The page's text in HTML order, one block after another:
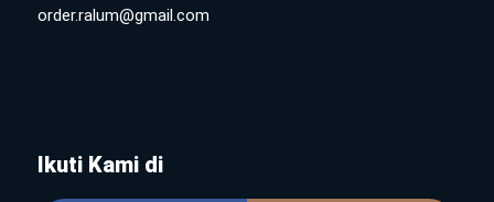
order.ralum@gmail.com
Ikuti Kami di